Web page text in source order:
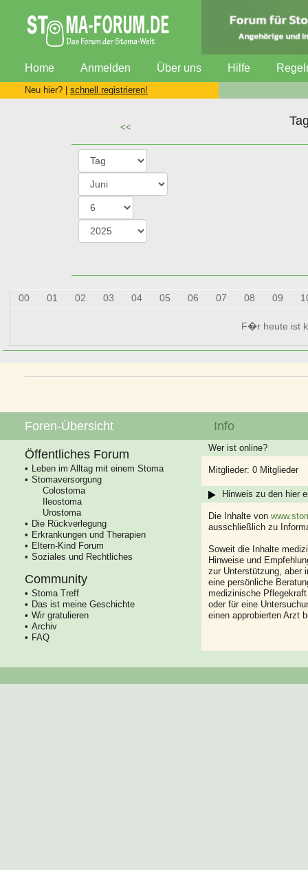
Home Anmelden Über uns Hilfe
Neu hier? | schnell registrieren!
<<
00 01 02 03 04 05 06 07 08 09
F�r heute ist
Foren-Übersicht
Öffentliches Forum
Leben im Alltag mit einem Stoma
Stomaversorgung
Colostoma
Ileostoma
Urostoma
Die Rückverlegung
Erkrankungen und Therapien
Eltern-Kind Forum
Soziales und Rechtliches
Community
Stoma Treff
Das ist meine Geschichte
Wir gratulieren
Archiv
FAQ
Info
Wer ist online?
Mitglieder: 0 Mitglieder
Hinweis zu den hier
Die Inhalte von
ausschließlich zu
Soweit die Inhalte
Hinweise und
zur Unterstützung, aber
eine persönliche
medizinische
oder für eine
einen approbierten Arzt